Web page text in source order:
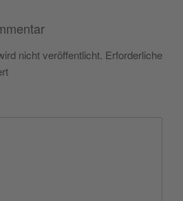
nicht veröffentlicht. Erforderliche